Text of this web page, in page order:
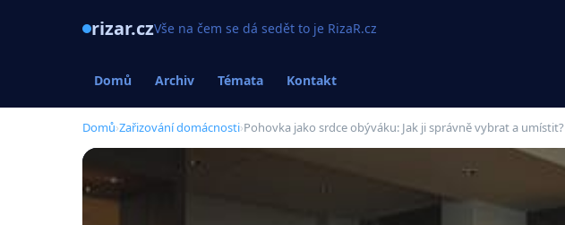
rizar.czVše na čem se dá sedět to je RizaR.cz
Domů Archiv Témata Kontakt
Domů›Zařizování domácnosti›Pohovka jako srdce obýváku: Jak ji správně vybrat a umístit?